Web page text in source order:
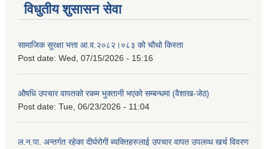
विधुतीय शुसासन सेवा
सामाजिक सुरक्षा भत्ता आ.व.२०८२।०८३ को चौथो किस्ता
Post date: Wed, 07/15/2026 - 15:16
औषधि उपचार वापतको रकम भुक्तानी भएको सम्बन्धमा (वैशाख-जेठ)
Post date: Tue, 06/23/2026 - 11:04
ल.न.पा. अन्तर्गत रहेका दीर्घरोगी ब्यक्तिहरुलाई उपचार वापत उपलव्ध खर्च विवरण